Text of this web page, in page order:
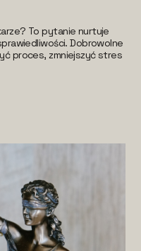
To pytanie nurtuje
Dobrowolne
proces, zmniejszyć stres